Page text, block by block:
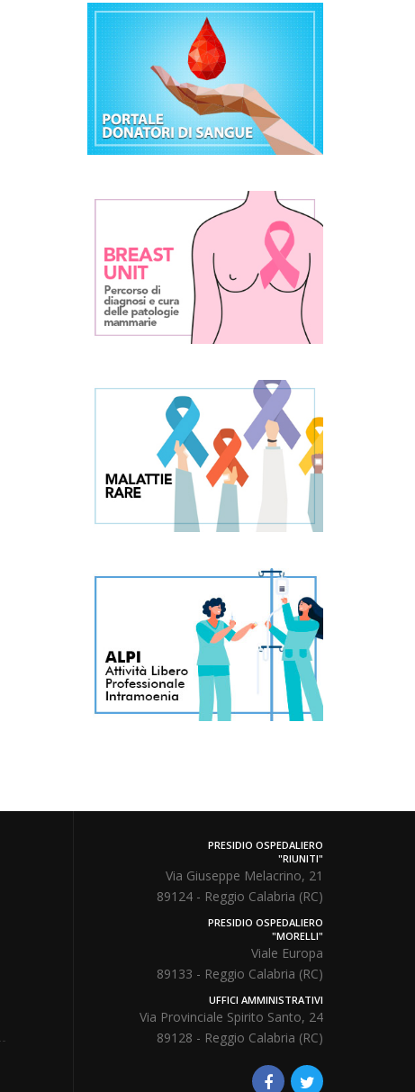
PRESIDIO OSPEDALIERO
"RIUNITI"
Via Giuseppe Melacrino, 21
89124 - Reggio Calabria (RC)
PRESIDIO OSPEDALIERO
"MORELLI"
Viale Europa
89133 - Reggio Calabria (RC)
UFFICI AMMINISTRATIVI
Via Provinciale Spirito Santo, 24
89128 - Reggio Calabria (RC)